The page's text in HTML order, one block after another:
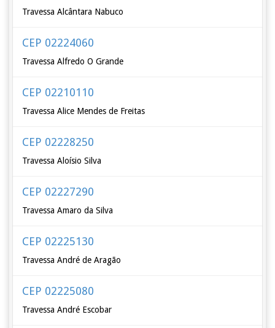
Travessa Alcântara Nabuco
CEP 02224060
Travessa Alfredo O Grande
CEP 02210110
Travessa Alice Mendes de Freitas
CEP 02228250
Travessa Aloísio Silva
CEP 02227290
Travessa Amaro da Silva
CEP 02225130
Travessa André de Aragão
CEP 02225080
Travessa André Escobar